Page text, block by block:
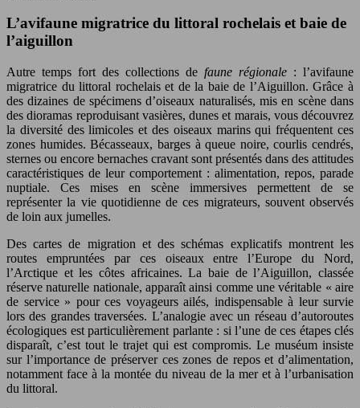
L’avifaune migratrice du littoral rochelais et baie de
l’aiguillon
Autre temps fort des collections de faune régionale : l’avifaune
migratrice du littoral rochelais et de la baie de l’Aiguillon. Grâce à
des dizaines de spécimens d’oiseaux naturalisés, mis en scène dans
des dioramas reproduisant vasières, dunes et marais, vous découvrez
la diversité des limicoles et des oiseaux marins qui fréquentent ces
zones humides. Bécasseaux, barges à queue noire, courlis cendrés,
sternes ou encore bernaches cravant sont présentés dans des attitudes
caractéristiques de leur comportement : alimentation, repos, parade
nuptiale. Ces mises en scène immersives permettent de se
représenter la vie quotidienne de ces migrateurs, souvent observés
de loin aux jumelles.
Des cartes de migration et des schémas explicatifs montrent les
routes empruntées par ces oiseaux entre l’Europe du Nord,
l’Arctique et les côtes africaines. La baie de l’Aiguillon, classée
réserve naturelle nationale, apparaît ainsi comme une véritable « aire
de service » pour ces voyageurs ailés, indispensable à leur survie
lors des grandes traversées. L’analogie avec un réseau d’autoroutes
écologiques est particulièrement parlante : si l’une de ces étapes clés
disparaît, c’est tout le trajet qui est compromis. Le muséum insiste
sur l’importance de préserver ces zones de repos et d’alimentation,
notamment face à la montée du niveau de la mer et à l’urbanisation
du littoral.